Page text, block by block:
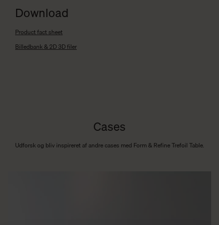
Download
Product fact sheet
Billedbank & 2D 3D filer
Cases
Udforsk og bliv inspireret af andre cases med Form & Refine Trefoil Table.